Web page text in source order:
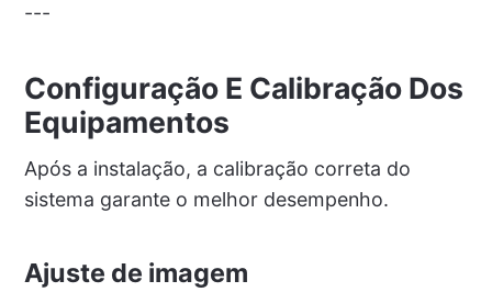
---
Configuração E Calibração Dos
Equipamentos
Após a instalação, a calibração correta do
sistema garante o melhor desempenho.
Ajuste de imagem